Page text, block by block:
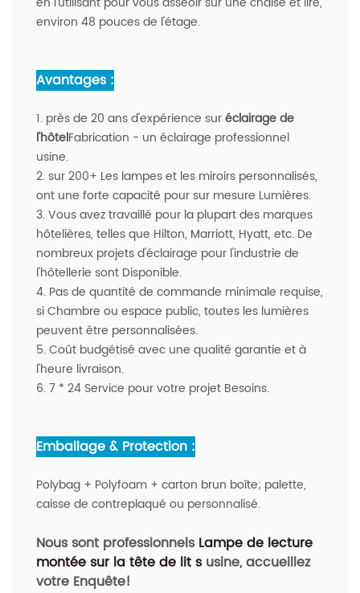
environ 48 pouces de l'étage.
Avantages :
1. près de 20 ans d'expérience suréclairage de
l'hôtelFabrication - un éclairage professionnel
usine.
2. sur 200+ Les lampes et les miroirs personnalisés,
ont une forte capacité pour sur mesure Lumières.
3. Vous avez travaillé pour la plupart des marques
hôtelières, telles que Hilton, Marriott, Hyatt, etc. De
nombreux projets d'éclairage pour l'industrie de
l'hôtellerie sont Disponible.
4. Pas de quantité de commande minimale requise,
si Chambre ou espace public, toutes les lumières
peuvent être personnalisées.
5. Coût budgétisé avec une qualité garantie et à
l'heure livraison.
6. 7 * 24 Service pour votre projet Besoins.
Emballage & Protection :
Polybag + Polyfoam + carton brun boîte; palette,
caisse de contreplaqué ou personnalisé.
Nous sont professionnels Lampe de lecture
montée sur la tête de lit susine, accueillez
votre Enquête!